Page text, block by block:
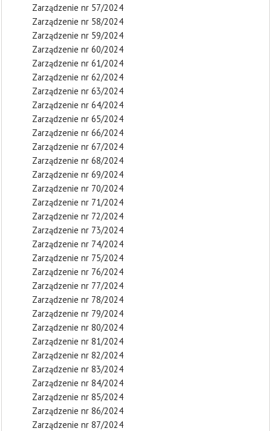
Zarządzenie nr 57/2024
Zarządzenie nr 58/2024
Zarządzenie nr 59/2024
Zarządzenie nr 60/2024
Zarządzenie nr 61/2024
Zarządzenie nr 62/2024
Zarządzenie nr 63/2024
Zarządzenie nr 64/2024
Zarządzenie nr 65/2024
Zarządzenie nr 66/2024
Zarządzenie nr 67/2024
Zarządzenie nr 68/2024
Zarządzenie nr 69/2024
Zarządzenie nr 70/2024
Zarządzenie nr 71/2024
Zarządzenie nr 72/2024
Zarządzenie nr 73/2024
Zarządzenie nr 74/2024
Zarządzenie nr 75/2024
Zarządzenie nr 76/2024
Zarządzenie nr 77/2024
Zarządzenie nr 78/2024
Zarządzenie nr 79/2024
Zarządzenie nr 80/2024
Zarządzenie nr 81/2024
Zarządzenie nr 82/2024
Zarządzenie nr 83/2024
Zarządzenie nr 84/2024
Zarządzenie nr 85/2024
Zarządzenie nr 86/2024
Zarządzenie nr 87/2024